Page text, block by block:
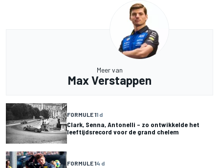
Meer van
Max Verstappen
FORMULE 11 d
Clark, Senna, Antonelli – zo ontwikkelde het
leeftijdsrecord voor de grand chelem
FORMULE 14 d